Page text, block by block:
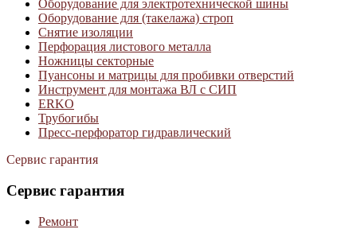
Оборудование для электротехнической шины
Оборудование для (такелажа) строп
Снятие изоляции
Перфорация листового металла
Ножницы секторные
Пуансоны и матрицы для пробивки отверстий
Инструмент для монтажа ВЛ с СИП
ERKO
Трубогибы
Пресс-перфоратор гидравлический
Сервис гарантия
Сервис гарантия
Ремонт